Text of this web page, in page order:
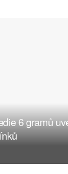
6 gramů